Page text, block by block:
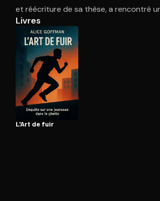
et réécriture de sa thèse, a rencontré
Livres
L'Art de fuir